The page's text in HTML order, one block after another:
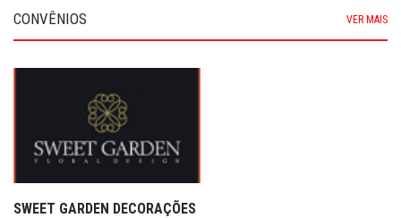
CONVÊNIOS VER MAIS
SWEET GARDEN DECORAÇÕES